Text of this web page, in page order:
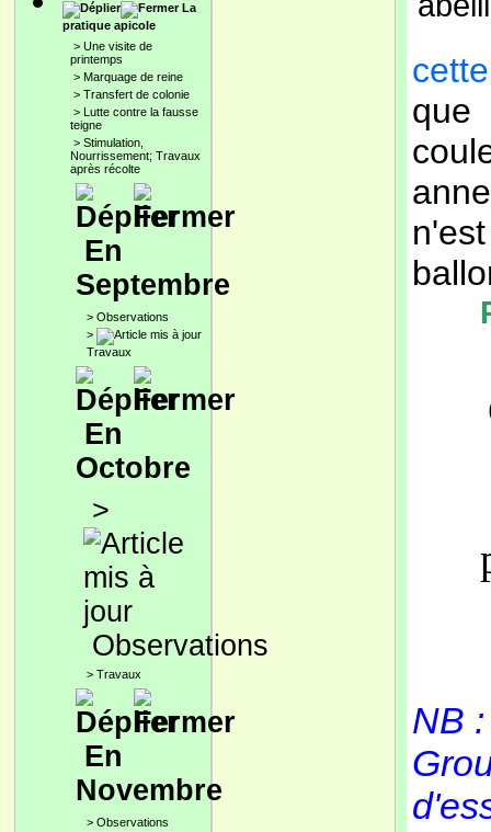
La
pratique apicole
> Une visite de
printemps
> Marquage de reine
> Transfert de colonie
> Lutte contre la fausse
teigne
> Stimulation,
Nourrissement; Travaux
après récolte
En
Septembre
> Observations
>
Travaux
En
Octobre
>
Observations
> Travaux
En
Novembre
> Observations
que
NB